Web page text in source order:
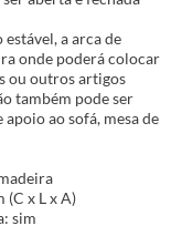
a arca de
onde poderá colocar
ou outros artigos
também pode ser
ao sofá, mesa de
(C x L x A)
sim